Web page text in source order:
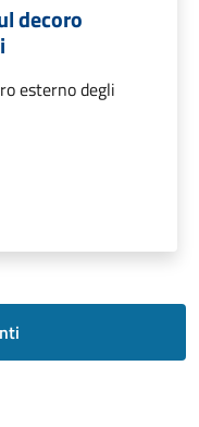
decoro
esterno degli